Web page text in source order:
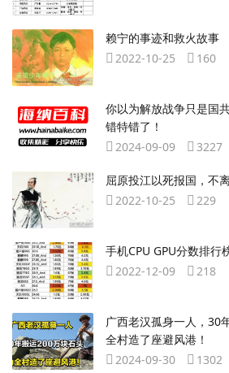
赖宁的事迹和救火故事
2022-10-25
160
你以为解放战争只是国
错特错了！
2024-09-09
3227
屈原投江以死报国，不
2022-10-25
229
手机CPU GPU分数排
2022-12-09
218
广西老汉孤身一人，30
全村造了座避风港！
2024-09-30
1302